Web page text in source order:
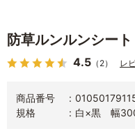
防草ルンルンシート
4.5 （2） レ
商品番号
規格
白×黒 幅